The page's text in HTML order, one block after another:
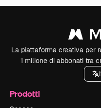
La piattaforma creativa per
1 milione di abbonati tra
Prodotti